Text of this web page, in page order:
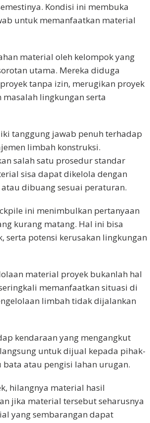
Kondisi ini membuka
untuk memanfaatkan material
material oleh kelompok yang
utama. Mereka diduga
tanpa izin, merugikan proyek
lingkungan serta
tanggung jawab penuh terhadap
limbah konstruksi.
salah satu prosedur standar
sisa dapat dikelola dengan
dibuang sesuai peraturan.
ini menimbulkan pertanyaan
kurang matang. Hal ini bisa
serta potensi kerusakan lingkungan
material proyek bukanlah hal
memanfaatkan situasi di
limbah tidak dijalankan
kendaraan yang mengangkut
untuk dijual kepada pihak-
atau pengisi lahan urugan.
hilangnya material hasil
jika material tersebut seharusnya
yang sembarangan dapat